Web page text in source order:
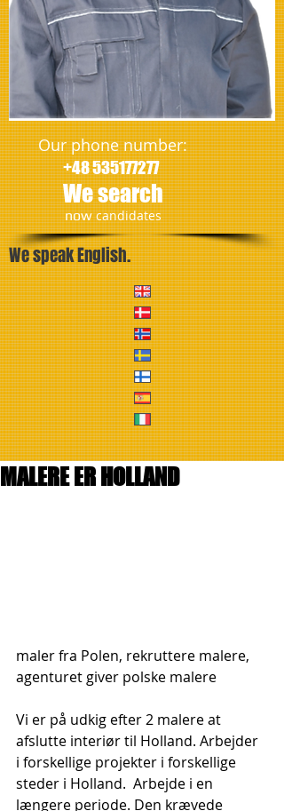
Our phone number:
+48 535177277
We search
​nowcandidates
We speak English.
MALERE ER HOLLAND
maler fra Polen, rekruttere malere,
agenturet giver polske malere
Vi er på udkig efter 2 malere at
afslutte interiør til Holland. Arbejder
i forskellige projekter i forskellige
steder i Holland.  Arbejde i en
længere periode. Den krævede